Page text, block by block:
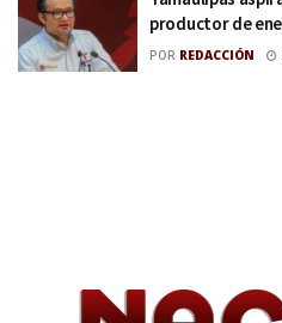
productor de
POR REDACCIÓN